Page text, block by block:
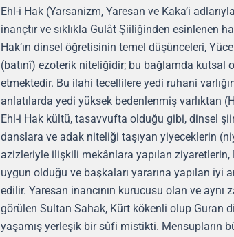
Ehl-i Hak (Yarsanizm, Yaresan ve Kaka’i
inançtır ve sıklıkla Gulât Şiiliğinden esinlenen
Hak’ın dinsel öğretisinin temel düşünceleri,
(batınî) ezoterik niteliğidir; bu bağlamda kutsal
etmektedir. Bu ilahi tecellilere yedi ruhani
anlatılarda yedi yüksek bedenlenmiş varlıktan
Ehl-i Hak kültü, tasavvufta olduğu gibi, dinsel
danslara ve adak niteliği taşıyan yiyeceklerin
azizleriyle ilişkili mekânlara yapılan
uygun olduğu ve başkaları yararına yapılan
edilir. Yaresan inancının kurucusu olan ve aynı
görülen Sultan Sahak, Kürt kökenli olup Guran
yaşamış yerleşik bir sûfi mistikti. Mensupların